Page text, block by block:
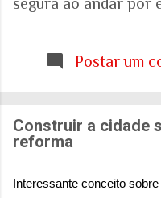
visão (e experiência)
acadêmicos e
entender mais sobre
Patrícia Galvão em
Postar um
Construir a cidade
reforma
Interessante conceito